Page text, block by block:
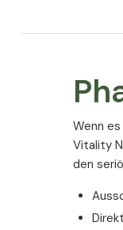
Wenn
Vitality
den